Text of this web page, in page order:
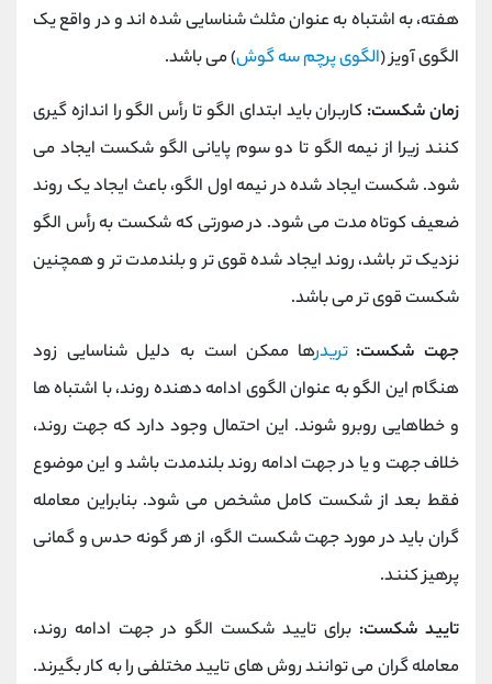
هفته، به اشتباه به عنوان مثلث شناسایی شده اند و در واقع یک
الگوی آویز (الگوی پرچم سه گوش) می باشد.
زمان شکست: کاربران باید ابتدای الگو تا رأس الگو را اندازه گیری
کنند زیرا از نیمه الگو تا دو سوم پایانی الگو شکست ایجاد می
شود. شکست ایجاد شده در نیمه اول الگو، باعث ایجاد یک روند
ضعیف کوتاه مدت می شود. در صورتی که شکست به رأس الگو
نزدیک تر باشد، روند ایجاد شده قوی تر و بلندمدت تر و همچنین
شکست قوی تر می باشد.
جهت شکست: تریدرها ممکن است به دلیل شناسایی زود
هنگام این الگو به عنوان الگوی ادامه دهنده روند، با اشتباه ها
و خطاهایی روبرو شوند. این احتمال وجود دارد که جهت روند،
خلاف جهت و یا در جهت ادامه روند بلندمدت باشد و این موضوع
فقط بعد از شکست کامل مشخص می شود. بنابراین معامله
گران باید در مورد جهت شکست الگو، از هر گونه حدس و گمانی
پرهیز کنند.
تایید شکست: برای تایید شکست الگو در جهت ادامه روند،
معامله گران می توانند روش های تایید مختلفی را به کار بگیرند.